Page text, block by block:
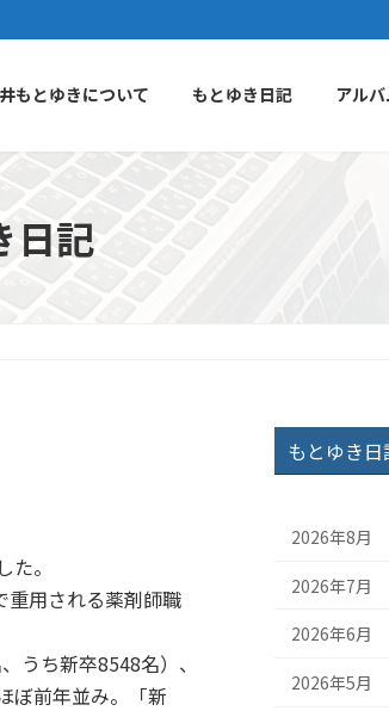
もとゆきについて もとゆき日記 アル
日記
。
重用される薬剤師職
うち新卒8548名）、
ぼ前年並み。「新
もとゆき
2026年8月
2026年7月
2026年6月
2026年5月